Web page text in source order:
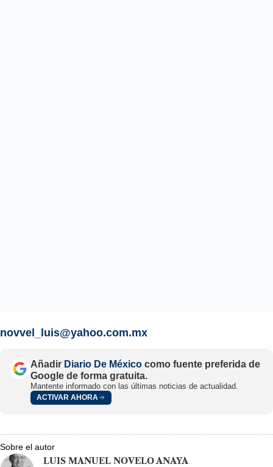
novvel_luis@yahoo.com.mx
Añadir Diario De México como fuente preferida de
Google de forma gratuita.
Mantente informado con las últimas noticias de actualidad.
ACTIVAR AHORA
Sobre el autor
LUIS MANUEL NOVELO ANAYA